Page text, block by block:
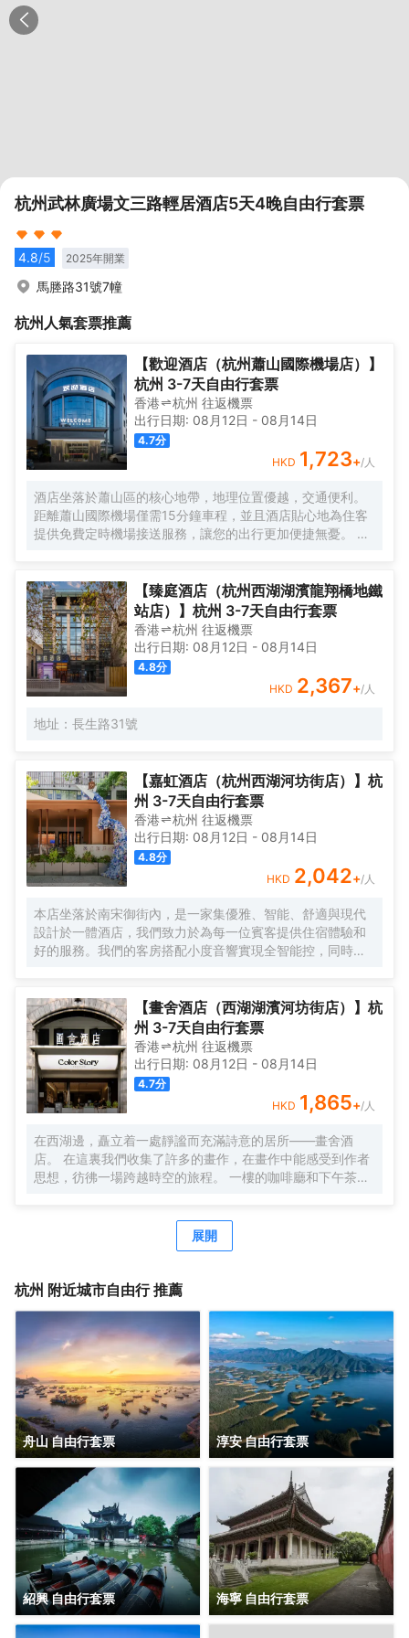
杭州武林廣場文三路輕居酒店5天4晚自由行套票
4.8/5 2025年開業
馬塍路31號7幢
杭州 人氣套票推薦
【歡迎酒店（杭州蕭山國際機場店）】
杭州 3-7天自由行套票
香港 杭州 往返機票
出行日期: 08月12日 - 08月14日
4.7分
HKD 1,723+/人
酒店坐落於蕭山區的核心地帶，地理位置優越，交通便利。
距離蕭山國際機場僅需15分鐘車程，並且酒店貼心地為住客
提供免費定時機場接送服務，讓您的出行更加便捷無憂。 酒
錯落結合，打造出沉浸式的高質感空間體驗，讓您彷彿置身
於自然與藝術交融的氛圍之中。此外，酒店還配備了智能機
器人服務，為您的入住增添一份科技感與趣味性。 客房設施
- 100間簡約風格客房，精心設計了大床和雙床兩種房型，滿
足不同住客的需求。 - 每間客房均配備獨立空調，可根據您
的個人喜好調節室內温度；高速WiFi覆蓋，讓您隨時隨地暢
享網絡世界；不同房型分別配備投影儀、65寸或55寸液晶電
視，為您的閒暇時光增添更多娛樂選擇。 - 乾濕分離的衞浴
空間設計，為您提供舒適的使用體驗，同時24小時熱水供
早餐廳：為您精心準備豐富多樣的中西式自助早餐，開啟活
力滿滿的一天。 - 正餐廳：主打蕭山菜及特色菜餚，讓您品
嚐到地道的江南風味。餐廳內設有9個獨立包廂，為您提供私
密優雅的用餐環境，無論是商務宴請還是家庭聚餐都十分適
宜。
【臻庭酒店（杭州西湖湖濱龍翔橋地鐵
站店）】杭州 3-7天自由行套票
香港 杭州 往返機票
出行日期: 08月12日 - 08月14日
4.8分
HKD 2,367+/人
地址：長生路31號
【嘉虹酒店（杭州西湖河坊街店）】杭
州 3-7天自由行套票
香港 杭州 往返機票
出行日期: 08月12日 - 08月14日
4.8分
HKD 2,042+/人
本店坐落於南宋御街內，是一家集優雅、智能、舒適與現代
設計於一體酒店，我們致力於為每一位賓客提供住宿體驗和
好的服務。我們的客房搭配小度音響實現全智能控，同時配
多元化體驗。逛西湖，住本店！【畫舍酒店（西湖湖濱河坊街店）】杭
州 3-7天自由行套票
香港 杭州 往返機票
出行日期: 08月12日 - 08月14日
4.7分
HKD 1,865+/人
在西湖邊，矗立着一處靜謐而充滿詩意的居所——畫舍酒
店。 在這裏我們收集了許多的畫作，在畫作中能感受到作者
思想，彷彿一場跨越時空的旅程。 一樓的咖啡廳和下午茶，
每一位旅者提供着便捷與寧靜的雙重禮遇。 距離碧波盪漾的
西湖僅五分鐘車程，您將能輕易捕捉到她的風華絕代；前往
鐘，讓您在歷史的長河中漫步，感受古都的韻味。酒店臨近
不僅是地理位置上的便利，更是文化、藝術與生活的交融。
每間客房都獨具匠心，色彩與光線交織，為您營造出不同的
情感氛圍。朝西的落地窗大床房，讓每一個温暖的午後都有
陽光灑進房間，喚醒沉睡的心靈；超大落地窗，讓您貼近這
個城市，感受它的脈搏與呼吸。 我們深知旅途的疲憊，因
此，從床品的挑選到洗漱用品的配置，再到公共區域的每一
處細節，我們都傾注了滿滿的心意。我們希望，在這裏，您
能找到家的温馨與舒適，找到心靈的歸宿。 歡迎您踏入這片
文藝的天地，與我們一同書寫旅途中的美好篇章。期待您的
光臨，讓我們共同創造一段難忘的回憶
展開
杭州 附近城市自由行 推薦
舟山 自由行套票 淳安 自由行套票
紹興 自由行套票 海寧 自由行套票